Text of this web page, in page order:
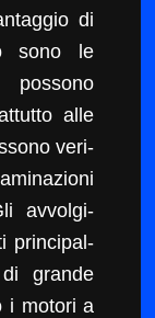
di
sono le
alle
ver­i­
avvol­gi­
prin­ci­pal­
grande
i motori a